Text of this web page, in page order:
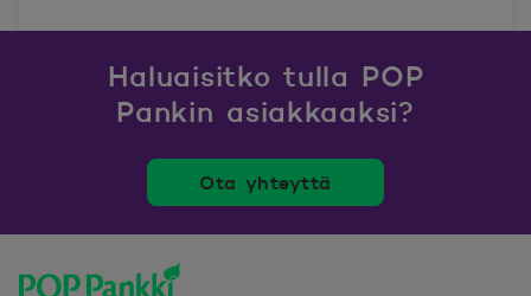
Haluaisitko tulla POP
Pankin asiakkaaksi?
Ota yhteyttä